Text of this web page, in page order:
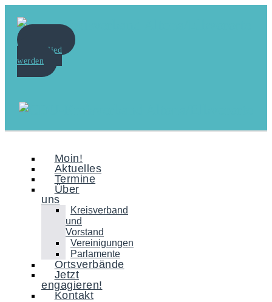
Mitglied
werden
Moin!
Aktuelles
Termine
Über
uns
Kreisverband
und
Vorstand
Vereinigungen
Parlamente
Ortsverbände
Jetzt
engagieren!
Kontakt